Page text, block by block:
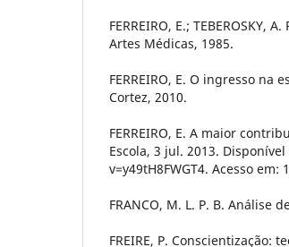
FERREIRO, E.; TEBEROSKY,
Artes Médicas, 1985.
FERREIRO, E. O ingresso na
Cortez, 2010.
FERREIRO, E. A maior
Escola, 3 jul. 2013.
v=y49tH8FWGT4. Acesso em:
FRANCO, M. L. P. B. Análise
FREIRE, P.